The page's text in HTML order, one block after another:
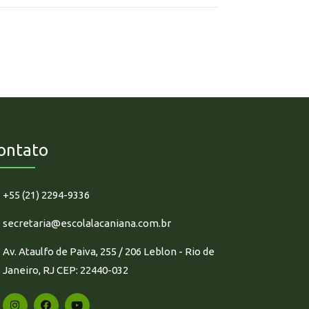
+55 (21) 2294-9336
secretaria@escolalacaniana.com.br
Av. Ataulfo de Paiva, 255 / 206 Leblon - Rio de
Janeiro, RJ CEP: 22440-032